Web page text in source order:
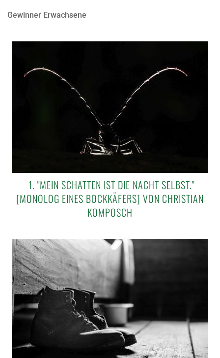
Gewinner Erwachsene
1. "MEIN SCHATTEN IST DIE NACHT SELBST."
[MONOLOG EINES BOCKKÄFERS] VON CHRISTIAN
KOMPOSCH